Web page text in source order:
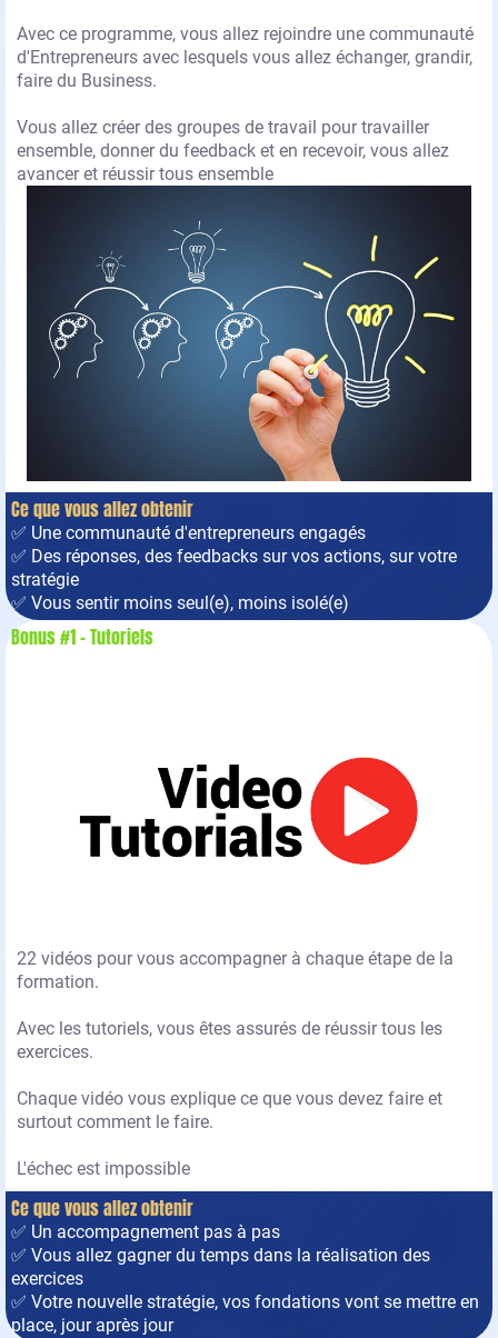
Avec ce programme, vous allez rejoindre une communauté
d'Entrepreneurs avec lesquels vous allez échanger, grandir,
faire du Business.
Vous allez créer des groupes de travail pour travailler
ensemble, donner du feedback et en recevoir, vous allez
avancer et réussir tous ensemble
Ce que vous allez obtenir
✅ Une communauté d'entrepreneurs engagés
✅ Des réponses, des feedbacks sur vos actions, sur votre
stratégie
✅ Vous sentir moins seul(e), moins isolé(e)
Bonus #1 - Tutoriels
22 vidéos pour vous accompagner à chaque étape de la
formation.
Avec les tutoriels, vous êtes assurés de réussir tous les
exercices.
Chaque vidéo vous explique ce que vous devez faire et
surtout comment le faire.
L'échec est impossible
Ce que vous allez obtenir
✅ Un accompagnement pas à pas
✅ Vous allez gagner du temps dans la réalisation des
exercices
✅ Votre nouvelle stratégie, vos fondations vont se mettre en
place, jour après jour